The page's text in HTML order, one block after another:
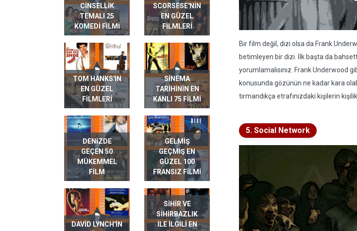
CINSELLIK
TEMALI 25
KOMEDI FILMI
SCORSESE'NIN
EN GÜZEL
FILMLERI
TOM HANKS'IN
EN GÜZEL
FILMLERI
SINEMA
TARIHININ EN
KANLI 75 FILMI
DENIZDE
GEÇEN 50
MÜKEMMEL
FILM
GELMIŞ
GEÇMIŞ EN
GÜZEL 100
FRANSIZ FILMI
DAVID LYNCH'IN
SIHIR VE
SIHIRBAZLIK
ILE ILGILI EN
Bir film değil, dizi olsa da Frank
betimleyen bir dizi. İlk başta da
yorumlamalısınız. Frank Underwood
konusunda gözünün ne kadar kara
tırmandıkça etrafınızdaki kişilerin
5. Social Network